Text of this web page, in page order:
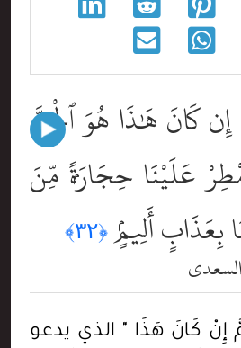
إِن كَانَ هَٰذَا هُوَ ٱلْحَقَّ
عَلَيْنَا حِجَارَةًۭ مِّنَ
بِعَذَابٍ أَلِيمٍۢ ﴿٣٢﴾
إِنْ كَانَ هَذَا " الذي يدعو